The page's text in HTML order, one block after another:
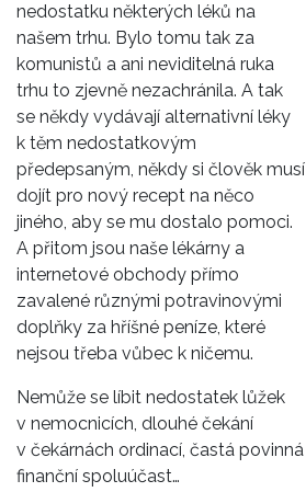
nedostatku některých léků na
našem trhu. Bylo tomu tak za
komunistů a ani neviditelná ruka
trhu to zjevně nezachránila. A tak
se někdy vydávají alternativní léky
k těm nedostatkovým
předepsaným, někdy si člověk musí
dojít pro nový recept na něco
jiného, aby se mu dostalo pomoci.
A přitom jsou naše lékárny a
internetové obchody přímo
zavalené různými potravinovými
doplňky za hříšné peníze, které
nejsou třeba vůbec k ničemu.
Nemůže se líbit nedostatek lůžek
v nemocnicích, dlouhé čekání
v čekárnách ordinací, častá povinná
finanční spoluúčast…